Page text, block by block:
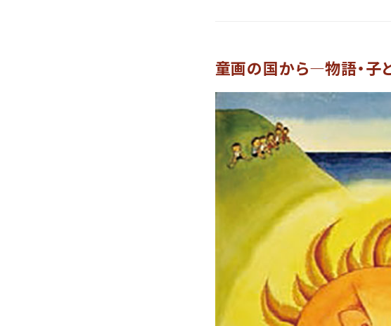
童画の国から―物語・子